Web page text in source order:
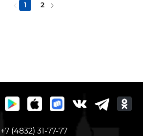
1 2
+7 (4832) 31-77-77